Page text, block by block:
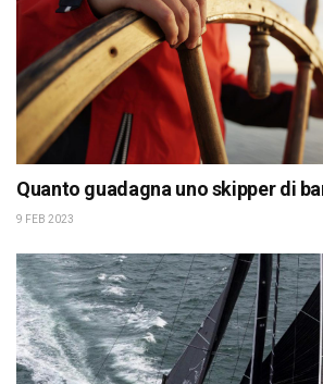
Quanto guadagna uno skipper di
9 FEB 2023